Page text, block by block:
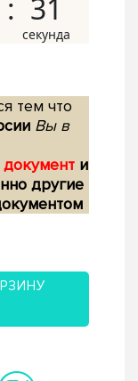
30
тем что
Вы в
и
другие